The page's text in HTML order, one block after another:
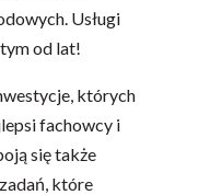
Usługi
od lat!
których
fachowcy i
się także
które